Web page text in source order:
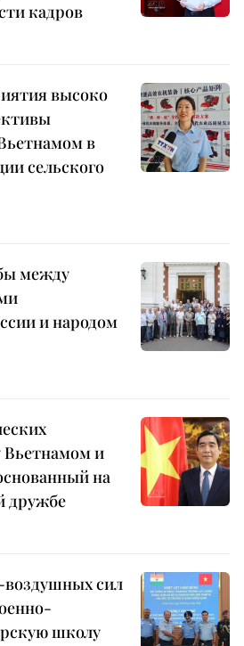
кадров
высоко
в
сельского
между
и народом
и
на
дружбе
воздушных сил
школу